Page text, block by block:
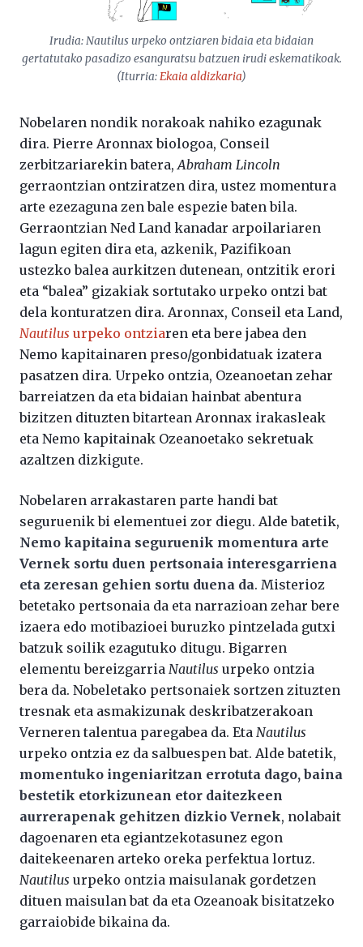
Irudia:Nautilus urpeko ontziaren bidaia eta bidaian
gertatutako pasadizo esanguratsu batzuen irudi eskematikoak.
(Iturria:Ekaia aldizkaria)
Nobelaren nondik norakoak nahiko ezagunak
dira. Pierre Aronnax biologoa, Conseil
zerbitzariarekin batera, Abraham Lincoln
gerraontzian ontziratzen dira, ustez momentura
arte ezezaguna zen bale espezie baten bila.
Gerraontzian Ned Land kanadar arpoilariaren
lagun egiten dira eta, azkenik, Pazifikoan
ustezko balea aurkitzen dutenean, ontzitik erori
eta “balea” gizakiak sortutako urpeko ontzi bat
dela konturatzen dira. Aronnax, Conseil eta Land,
Nautilus urpeko ontziaren eta bere jabea den
Nemo kapitainaren preso/gonbidatuak izatera
pasatzen dira. Urpeko ontzia, Ozeanoetan zehar
barreiatzen da eta bidaian hainbat abentura
bizitzen dituzten bitartean Aronnax irakasleak
eta Nemo kapitainak Ozeanoetako sekretuak
azaltzen dizkigute.
Nobelaren arrakastaren parte handi bat
seguruenik bi elementuei zor diegu. Alde batetik,
Nemo kapitaina seguruenik momentura arte
Vernek sortu duen pertsonaia interesgarriena
eta zeresan gehien sortu duena da. Misterioz
betetako pertsonaia da eta narrazioan zehar bere
izaera edo motibazioei buruzko pintzelada gutxi
batzuk soilik ezagutuko ditugu. Bigarren
elementu bereizgarria Nautilus urpeko ontzia
bera da. Nobeletako pertsonaiek sortzen zituzten
tresnak eta asmakizunak deskribatzerakoan
Verneren talentua paregabea da. Eta Nautilus
urpeko ontzia ez da salbuespen bat. Alde batetik,
momentuko ingeniaritzan errotuta dago, baina
bestetik etorkizunean etor daitezkeen
aurrerapenak gehitzen dizkio Vernek, nolabait
dagoenaren eta egiantzekotasunez egon
daitekeenaren arteko oreka perfektua lortuz.
Nautilus urpeko ontzia maisulanak gordetzen
dituen maisulan bat da eta Ozeanoak bisitatzeko
garraiobide bikaina da.